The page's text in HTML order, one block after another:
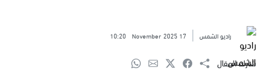
راديو الشمس 17 November 2025
10:20
شارك المقال